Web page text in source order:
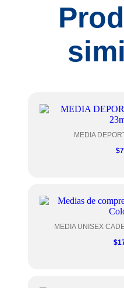
MEDIA
$
MEDIA UNISEX
$